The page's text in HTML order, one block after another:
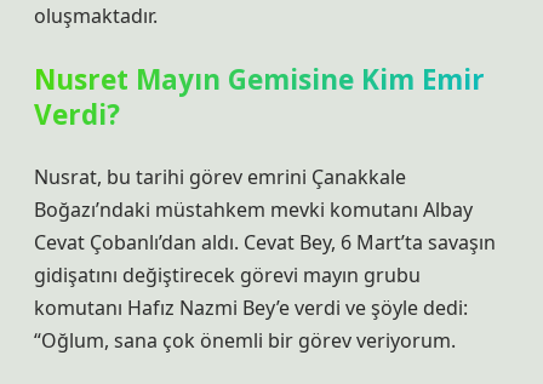
oluşmaktadır.
Nusret Mayın Gemisine Kim Emir
Verdi?
Nusrat, bu tarihi görev emrini Çanakkale
Boğazı’ndaki müstahkem mevki komutanı Albay
Cevat Çobanlı’dan aldı. Cevat Bey, 6 Mart’ta savaşın
gidişatını değiştirecek görevi mayın grubu
komutanı Hafız Nazmi Bey’e verdi ve şöyle dedi:
“Oğlum, sana çok önemli bir görev veriyorum.